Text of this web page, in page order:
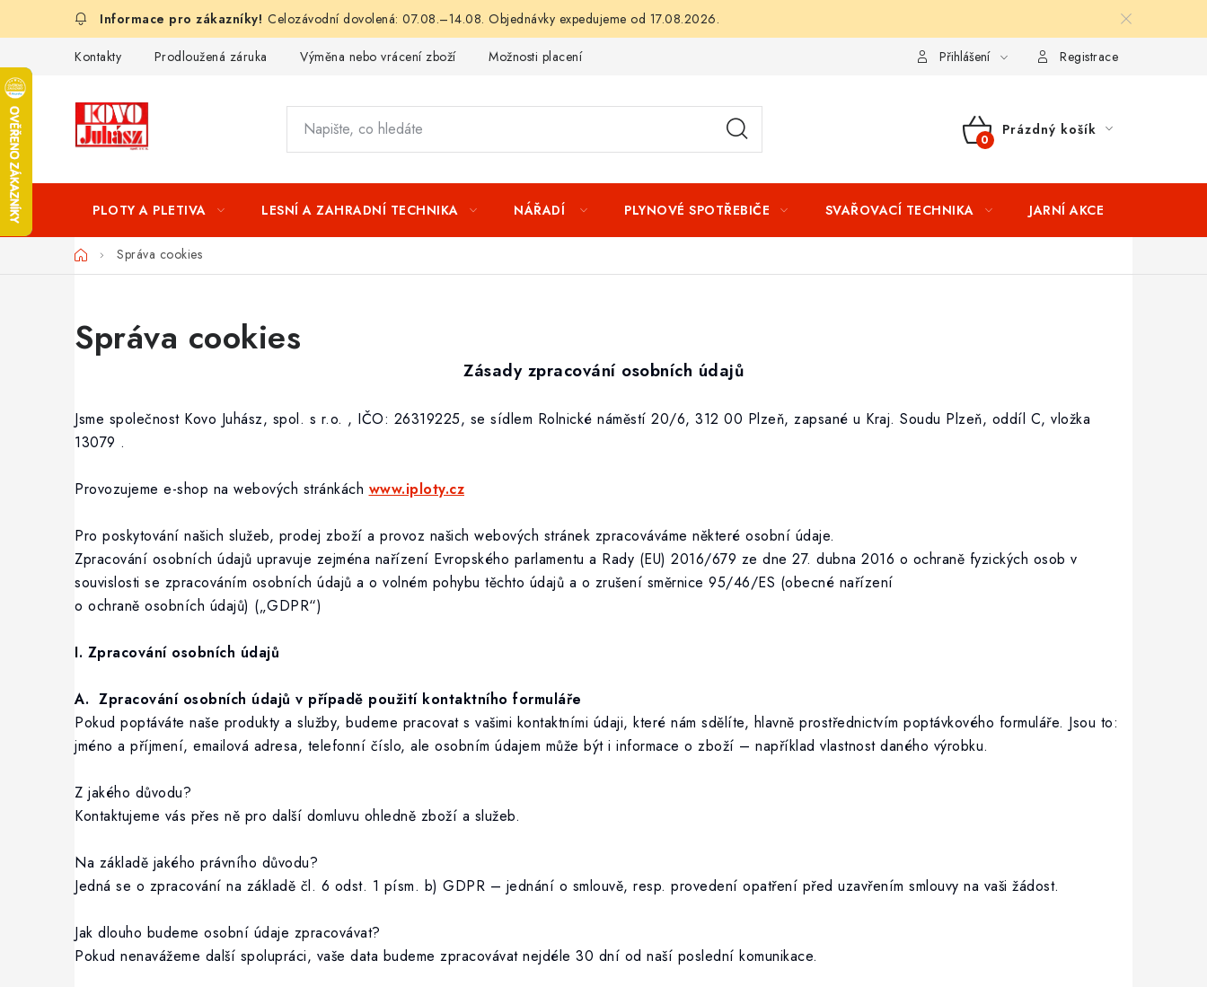
Celozávodní dovolená: 07.08.–14.08. Objednávky expedujeme od 17.08.2026.
Kontakty Prodloužená záruka Výměna nebo vrácení zboží Možnosti placení Splátkový prodej Tabulka velikostí oblečení
Přihlášení Registrace
NÁKUPNÍ
Prázdný košík
PLOTY A PLETIVA LESNÍ A ZAHRADNÍ TECHNIKA NÁŘADÍ PLYNOVÉ SPOTŘEBIČE SVAŘOVACÍ TECHNIKA JARNÍ AKCE
DomůSpráva cookies
Správa cookies
Zásady zpracování osobních údajů
Jsme společnost Kovo Juhász, spol. s r.o. , IČO: 26319225, se sídlem Rolnické náměstí 20/6, 312 00 Plzeň, zapsané u Kraj. Soudu Plzeň, oddíl C, vložka
13079 .
Provozujeme e-shop na webových stránkách www.iploty.cz
Pro poskytování našich služeb, prodej zboží a provoz našich webových stránek zpracováváme některé osobní údaje.
Zpracování osobních údajů upravuje zejména nařízení Evropského parlamentu a Rady (EU) 2016/679 ze dne 27. dubna 2016 o ochraně fyzických osob v
souvislosti se zpracováním osobních údajů a o volném pohybu těchto údajů a o zrušení směrnice 95/46/ES (obecné nařízení
o ochraně osobních údajů) („GDPR“)
I. Zpracování osobních údajů
A. Zpracování osobních údajů v případě použití kontaktního formuláře
Pokud poptáváte naše produkty a služby, budeme pracovat s vašimi kontaktními údaji, které nám sdělíte, hlavně prostřednictvím poptávkového formuláře. Jsou to:
jméno a příjmení, emailová adresa, telefonní číslo, ale osobním údajem může být i informace o zboží – například vlastnost daného výrobku.
Z jakého důvodu?
Kontaktujeme vás přes ně pro další domluvu ohledně zboží a služeb.
Na základě jakého právního důvodu?
Jedná se o zpracování na základě čl. 6 odst. 1 písm. b) GDPR – jednání o smlouvě, resp. provedení opatření před uzavřením smlouvy na vaši žádost.
Jak dlouho budeme osobní údaje zpracovávat?
Pokud nenavážeme další spolupráci, vaše data budeme zpracovávat nejdéle 30 dní od naší poslední komunikace.